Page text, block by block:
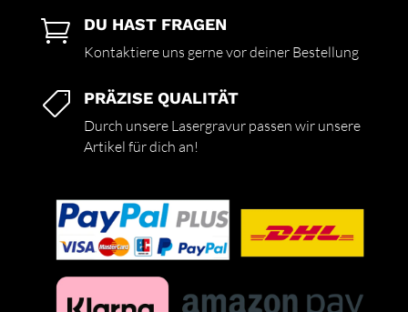
 DU HAST FRAGEN
Kontaktiere uns gerne vor deiner Bestellung
 PRÄZISE QUALITÄT
Durch unsere Lasergravur passen wir unsere
Artikel für dich an!